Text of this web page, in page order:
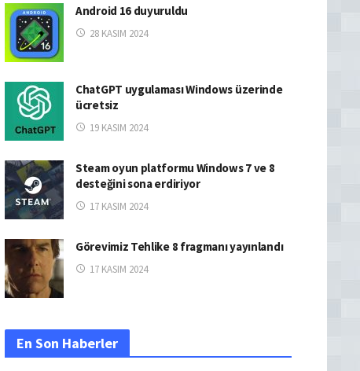
Android 16 duyuruldu
28 KASIM 2024
ChatGPT uygulaması Windows üzerinde
ücretsiz
19 KASIM 2024
Steam oyun platformu Windows 7 ve 8
desteğini sona erdiriyor
17 KASIM 2024
Görevimiz Tehlike 8 fragmanı yayınlandı
17 KASIM 2024
En Son Haberler